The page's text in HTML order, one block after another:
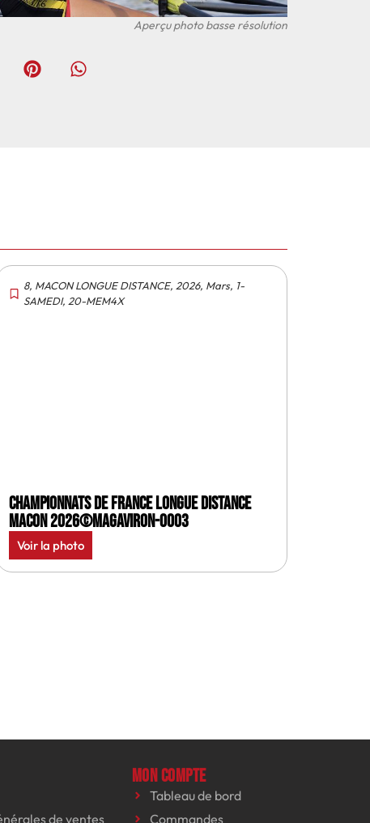
8, MACON LONGUE DISTANCE, 2026, Mars, 1-
SAMEDI, 20-MEM4X
Championnats de France longue distance
Macon 2026©MagAviron-0003
Voir la photo
de ventes
Mon compte
Tableau de bord
Commandes